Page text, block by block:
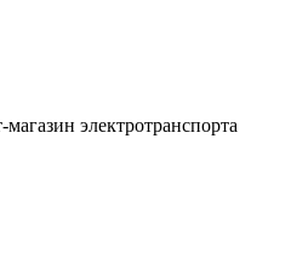
электротранспорта